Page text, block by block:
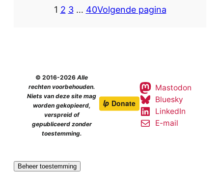
1 2 3 … 40Volgende pagina
© 2016-2026Alle
rechten voorbehouden.
Niets van deze site mag
worden gekopieerd,
verspreid of
gepubliceerd zonder
toestemming.
Mastodon
Bluesky
LinkedIn
E-mail
Beheer toestemming